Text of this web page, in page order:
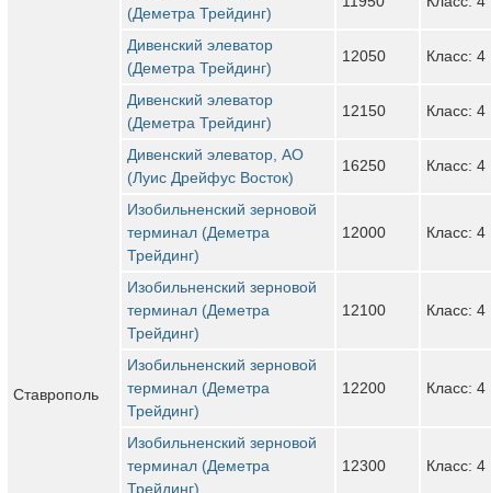
Ставрополь
(Деметра Трейдинг)
Дивенский элеватор
(Деметра Трейдинг)
12050 Класс: 4
Дивенский элеватор
(Деметра Трейдинг)
12150 Класс: 4
Дивенский элеватор, АО
(Луис Дрейфус Восток)
16250 Класс: 4
Изобильненский зерновой
терминал (Деметра
Трейдинг)
12000 Класс: 4
Изобильненский зерновой
терминал (Деметра
Трейдинг)
12100 Класс: 4
Изобильненский зерновой
терминал (Деметра
Трейдинг)
12200 Класс: 4
Изобильненский зерновой
терминал (Деметра
Трейдинг)
12300 Класс: 4